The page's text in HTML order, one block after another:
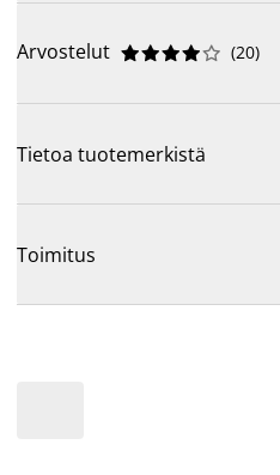
Arvostelut 




 (20)
Tietoa tuotemerkistä
Toimitus